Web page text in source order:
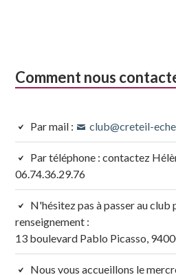
Comment nous
Par mail : club@creteil-
Par téléphone : contactez
06.74.36.29.76
N'hésitez pas à passer au club
renseignement :
13 boulevard Pablo Picasso,
Nous vous accueillons le